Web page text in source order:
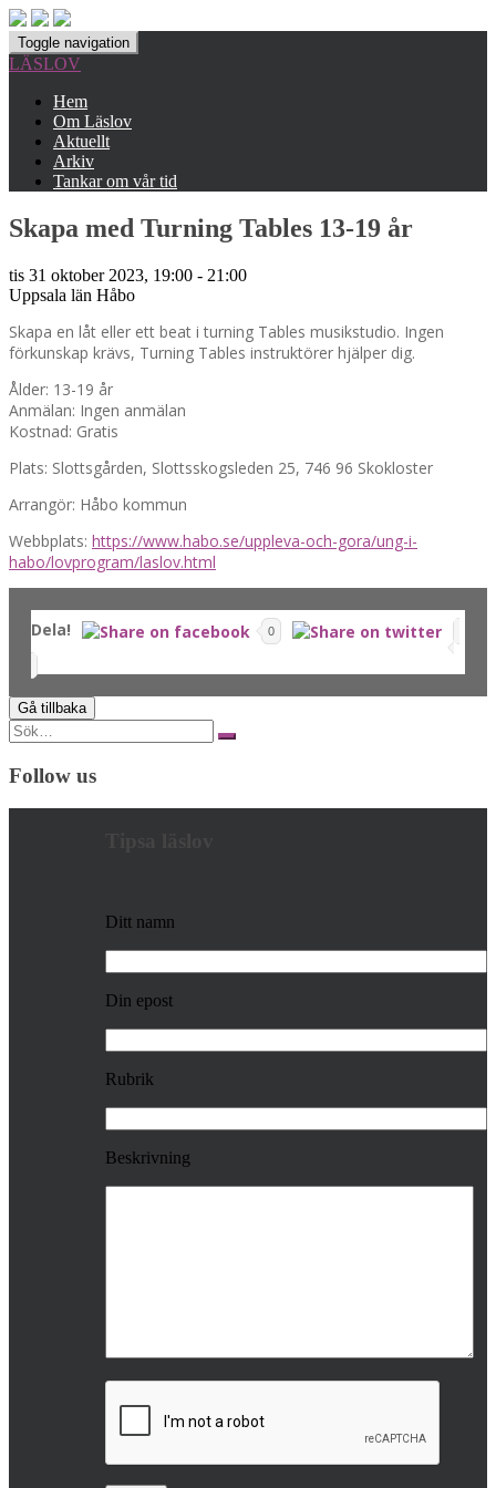
Toggle navigation
LÄSLOV
Hem
Om Läslov
Aktuellt
Arkiv
Tankar om vår tid
Skapa med Turning Tables 13-19 år
tis 31 oktober 2023, 19:00 - 21:00
Uppsala län Håbo
Skapa en låt eller ett beat i turning Tables musikstudio. Ingen
förkunskap krävs, Turning Tables instruktörer hjälper dig.
Ålder: 13-19 år
Anmälan: Ingen anmälan
Kostnad: Gratis
Plats: Slottsgården, Slottsskogsleden 25, 746 96 Skokloster
Arrangör: Håbo kommun
Webbplats: https://www.habo.se/uppleva-och-gora/ung-i-
habo/lovprogram/laslov.html
Dela! 0
Search
for:
Follow us
Ditt namn
Din epost
Rubrik
Beskrivning